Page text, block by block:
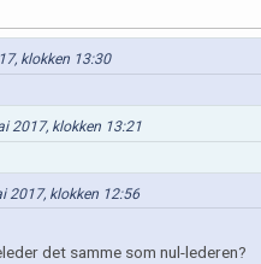
klokken 13:30
2017, klokken 13:21
2017, klokken 12:56
det samme som nul-lederen?